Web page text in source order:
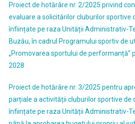
Proiect de hotărâre nr. 2/2025 privind
evaluare a solicitărilor cluburilor sportive
înființate pe raza Unității Administrativ-
Buzău, în cadrul Programului sportiv de
„Promovarea sportului de performanță”
2028
Proiect de hotărâre nr. 3/2025 pentru
parțiale a activității cluburilor sportive de
înființate pe raza Unității Administrativ-